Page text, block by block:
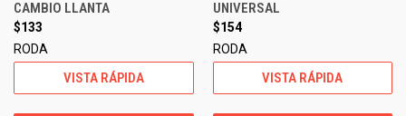
CAMBIO LLANTA
$133
RODA
VISTA RÁPIDA
UNIVERSAL
$154
RODA
VISTA RÁPIDA